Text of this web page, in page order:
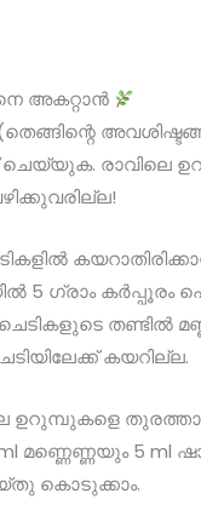
അകറ്റാൻ
ചെയ്യുക.
5 ഗ്രാം കർപ്പൂരം
തണ്ടിൽ
കയറില്ല.
ഉറുമ്പുകളെ
ml മണ്ണെണ്ണയും 5
കൊടുക്കാം.